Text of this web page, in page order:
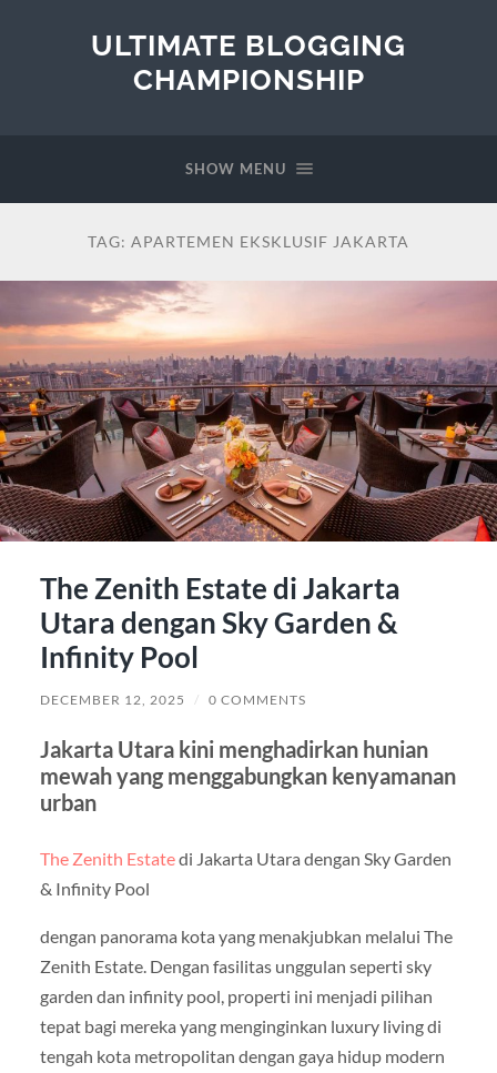
ULTIMATE BLOGGING
CHAMPIONSHIP
SHOW MENU
TAG: APARTEMEN EKSKLUSIF JAKARTA
The Zenith Estate di Jakarta
Utara dengan Sky Garden &
Infinity Pool
DECEMBER 12, 2025 / 0 COMMENTS
Jakarta Utara kini menghadirkan hunian
mewah yang menggabungkan kenyamanan
urban
The Zenith Estatedi Jakarta Utara dengan Sky Garden
& Infinity Pool
dengan panorama kota yang menakjubkan melalui The
Zenith Estate. Dengan fasilitas unggulan seperti sky
garden dan infinity pool, properti ini menjadi pilihan
tepat bagi mereka yang menginginkan luxury living di
tengah kota metropolitan dengan gaya hidup modern